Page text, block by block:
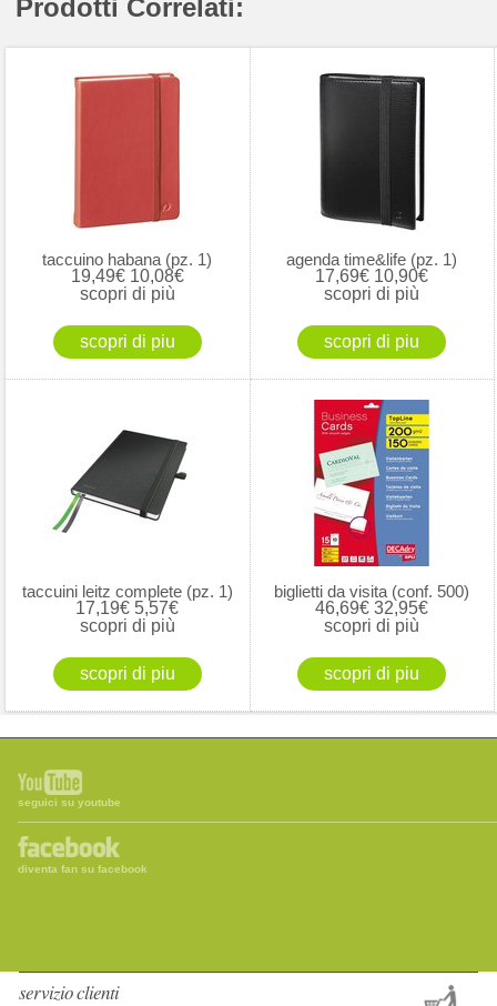
Prodotti Correlati:
taccuino habana (pz. 1)
19,49€10,08€
scopri di più
agenda time&life (pz. 1)
17,69€ 10,90€
scopri di più
taccuini leitz complete (pz. 1)
17,19€ 5,57€
scopri di più
biglietti da visita (conf. 500)
46,69€ 32,95€
scopri di più
seguici su youtube
diventa fan su facebook
servizio clienti